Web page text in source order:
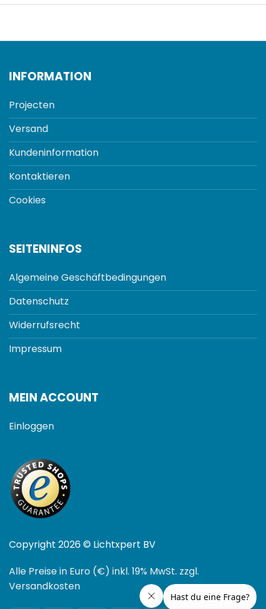
INFORMATION
Projecten
Versand
Kundeninformation
Kontaktieren
Cookies
SEITENINFOS
Algemeine Geschäftbedingungen
Datenschutz
Widerrufsrecht
Impressum
MEIN ACCOUNT
Einloggen
Copyright 2026 © Lichtxpert BV
Alle Preise in Euro (€) inkl. 19% MwSt. zzgl.
Versandkosten